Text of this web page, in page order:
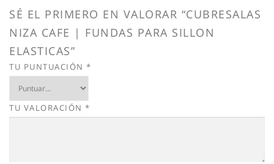
SÉ EL PRIMERO EN VALORAR “CUBRESALAS
NIZA CAFE | FUNDAS PARA SILLON
ELASTICAS”
TU PUNTUACIÓN *
TU VALORACIÓN *